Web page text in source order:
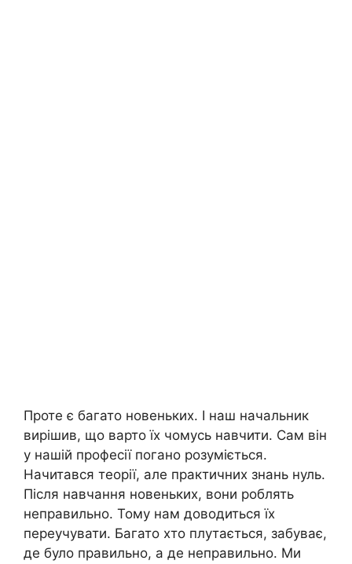
Проте є багато новеньких. І наш начальник
вирішив, що варто їх чомусь навчити. Сам він
у нашій професії погано розуміється.
Начитався теорії, але практичних знань нуль.
Після навчання новеньких, вони роблять
неправильно. Тому нам доводиться їх
переучувати. Багато хто плутається, забуває,
де було правильно, а де неправильно. Ми